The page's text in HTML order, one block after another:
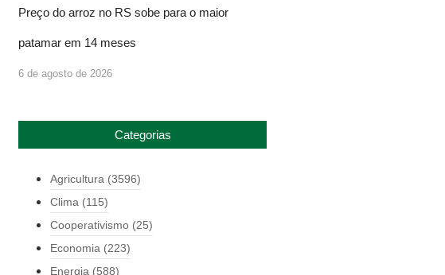
Preço do arroz no RS sobe para o maior
patamar em 14 meses
6 de agosto de 2026
Categorias
Agricultura (3596)
Clima (115)
Cooperativismo (25)
Economia (223)
Energia (588)